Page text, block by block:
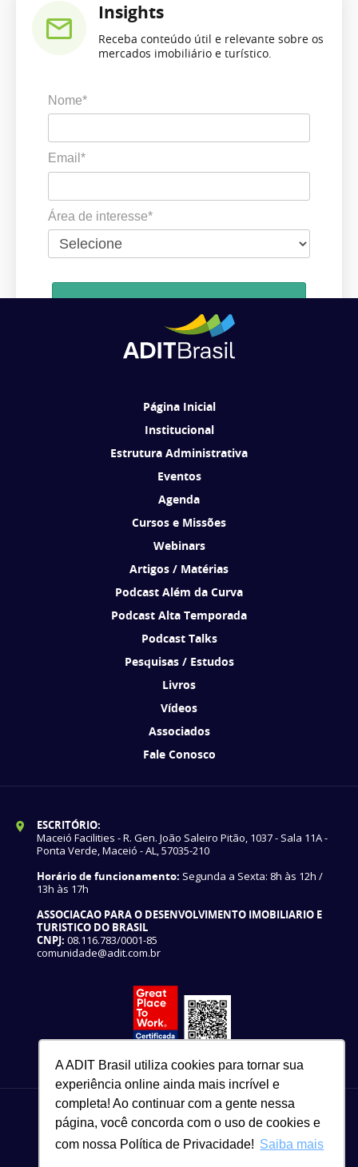
A ADIT Brasil utiliza cookies para tornar sua
experiência online ainda mais incrível e
completa! Ao continuar com a gente nessa
página, você concorda com o uso de cookies e
com nossa Política de Privacidade! Saiba mais
Insights
Receba conteúdo útil e relevante sobre os
mercados imobiliário e turístico.
Nome*
Email*
Área de interesse*
Ao se cadastrar, você concorda em receber comunicações da ADIT
Página Inicial
Institucional
Estrutura Administrativa
Eventos
Agenda
Cursos e Missões
Webinars
Artigos / Matérias
Podcast Além da Curva
Podcast Alta Temporada
Podcast Talks
Pesquisas / Estudos
Livros
Vídeos
Associados
Fale Conosco
ESCRITÓRIO:
Maceió Facilities - R. Gen. João Saleiro Pitão, 1037 - Sala 11A -
Ponta Verde, Maceió - AL, 57035-210
Horário de funcionamento: Segunda a Sexta: 8h às 12h /
13h às 17h
ASSOCIACAO PARA O DESENVOLVIMENTO IMOBILIARIO E
TURISTICO DO BRASIL
CNPJ: 08.116.783/0001-85
comunidade@adit.com.br